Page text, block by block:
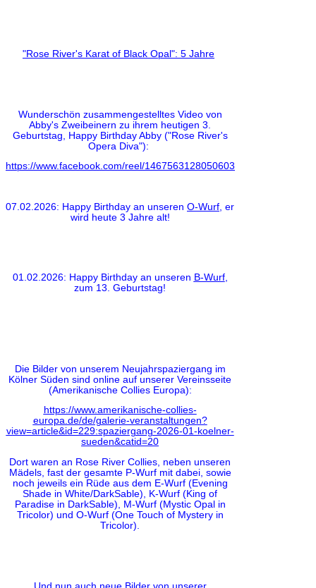
"Rose River's Karat of Black Opal": 5 Jahre
Wunderschön zusammengestelltes Video von
Abby's Zweibeinern zu ihrem heutigen 3.
Geburtstag, Happy Birthday Abby ("Rose River's
Opera Diva"):
https://www.facebook.com/reel/1467563128050603
07.02.2026: Happy Birthday an unseren O-Wurf , er
wird heute3 Jahre alt!
01.02.2026: Happy Birthday an unseren B-Wurf,
zum 13. Geburtstag!
Die Bilder von unserem Neujahrspaziergang im
Kölner Süden sind online auf unserer Vereinsseite
(Amerikanische Collies Europa):
https://www.amerikanische-collies-
europa.de/de/galerie-veranstaltungen?
view=article&id=229:spaziergang-2026-01-koelner-
sueden&catid=20
Dort waren an Rose River Collies, neben unseren
Mädels, fast der gesamte P-Wurf mit dabei, sowie
noch jeweils ein Rüde aus dem E-Wurf (Evening
Shade in White/DarkSable), K-Wurf (King of
Paradise in DarkSable), M-Wurf (Mystic Opal in
Tricolor) und O-Wurf (One Touch of Mystery in
Tricolor).